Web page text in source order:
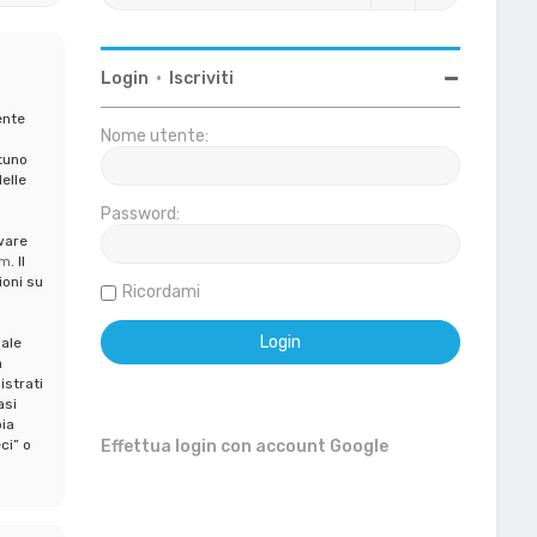
. Il
su
o
Login • Iscriviti
Nome utente:
Password:
Ricordami
Effettua login con account Google